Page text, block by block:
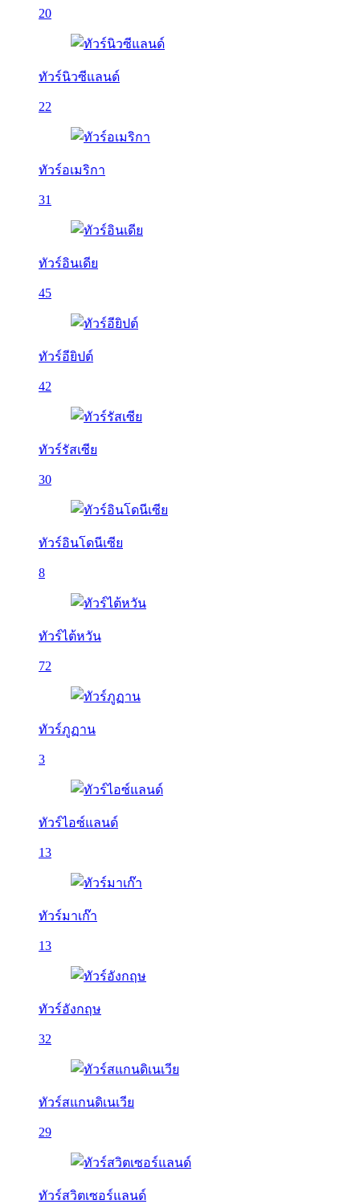
20
ทัวร์นิวซีแลนด์
22
ทัวร์อเมริกา
31
ทัวร์อินเดีย
45
ทัวร์อียิปต์
42
ทัวร์รัสเซีย
30
ทัวร์อินโดนีเซีย
8
ทัวร์ไต้หวัน
72
ทัวร์ภูฏาน
3
ทัวร์ไอซ์แลนด์
13
ทัวร์มาเก๊า
13
ทัวร์อังกฤษ
32
ทัวร์สแกนดิเนเวีย
29
ทัวร์สวิตเซอร์แลนด์